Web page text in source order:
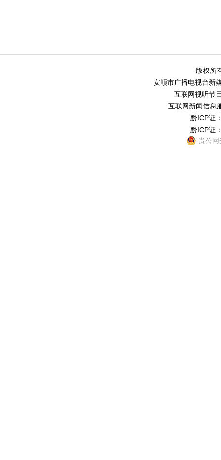
版权所
安顺市广播电视台新
互联网视听节
互联网新闻信息
黔ICP证
黔ICP证
贵公